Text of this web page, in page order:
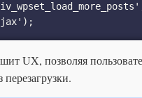
UX, позволяя
перезагрузки.